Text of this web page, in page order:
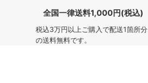
全国一律送料1,000円(税込)
税込3万円以上ご購入で配送1箇所分
の送料無料です。